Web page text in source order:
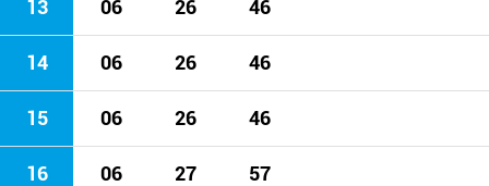
13 06 26 46
14 06 26 46
15 06 26 46
16 06 27 57